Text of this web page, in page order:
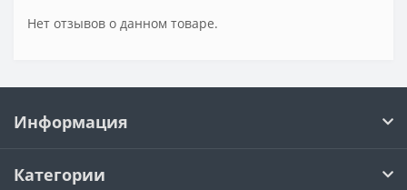
Нет отзывов о данном товаре.
Информация
Категории